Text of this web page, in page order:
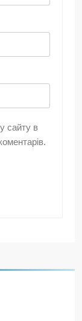
сайту в